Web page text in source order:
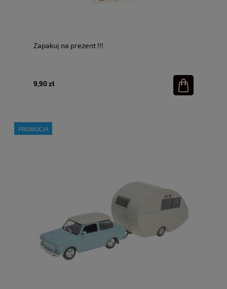
Zapakuj na prezent !!!
9,90 zł
PROMOCJA